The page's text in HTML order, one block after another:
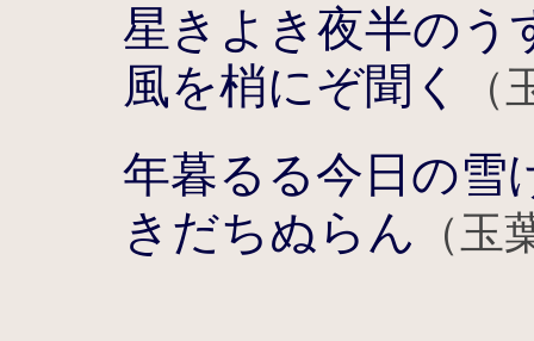
星きよき夜半のう
風を梢にぞ聞く
（
年暮るる今日の雪
きだちぬらん （玉